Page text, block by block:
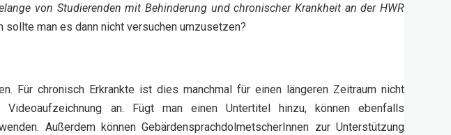
von Studierenden mit Behinderung und chronischer Krankheit an der HWR
man es dann nicht versuchen umzusetzen?
Für chronisch Erkrankte ist dies manchmal für einen längeren Zeitraum nicht
an. Fügt man einen Untertitel hinzu, können ebenfalls
Außerdem können GebärdensprachdolmetscherInnen zur Unterstützung